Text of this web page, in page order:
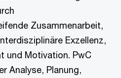
Zusammenarbeit,
Exzellenz,
und Motivation. PwC
Analyse, Planung,